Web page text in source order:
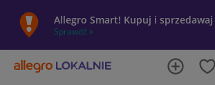
Allegro Smart! Kupuj i sprzedawaj
Sprawdź »